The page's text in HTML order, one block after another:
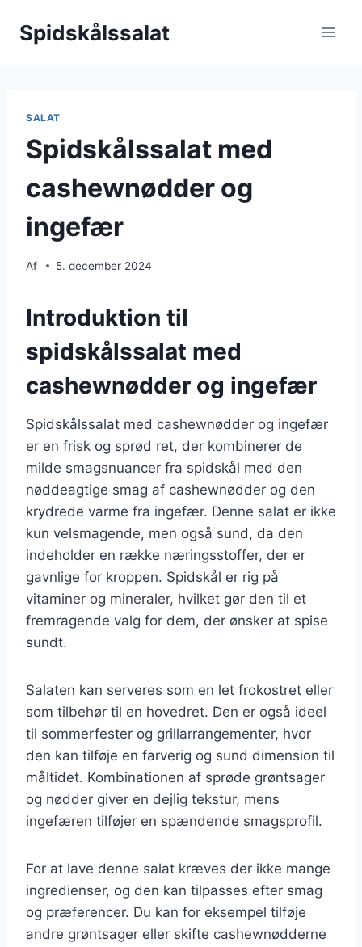
Spidskålssalat
SALAT
Spidskålssalat med
cashewnødder og
ingefær
Af 5. december 2024
Introduktion til
spidskålssalat med
cashewnødder og ingefær
Spidskålssalat med cashewnødder og ingefær
er en frisk og sprød ret, der kombinerer de
milde smagsnuancer fra spidskål med den
nøddeagtige smag af cashewnødder og den
krydrede varme fra ingefær. Denne salat er ikke
kun velsmagende, men også sund, da den
indeholder en række næringsstoffer, der er
gavnlige for kroppen. Spidskål er rig på
vitaminer og mineraler, hvilket gør den til et
fremragende valg for dem, der ønsker at spise
sundt.
Salaten kan serveres som en let frokostret eller
som tilbehør til en hovedret. Den er også ideel
til sommerfester og grillarrangementer, hvor
den kan tilføje en farverig og sund dimension til
måltidet. Kombinationen af sprøde grøntsager
og nødder giver en dejlig tekstur, mens
ingefæren tilføjer en spændende smagsprofil.
For at lave denne salat kræves der ikke mange
ingredienser, og den kan tilpasses efter smag
og præferencer. Du kan for eksempel tilføje
andre grøntsager eller skifte cashewnødderne